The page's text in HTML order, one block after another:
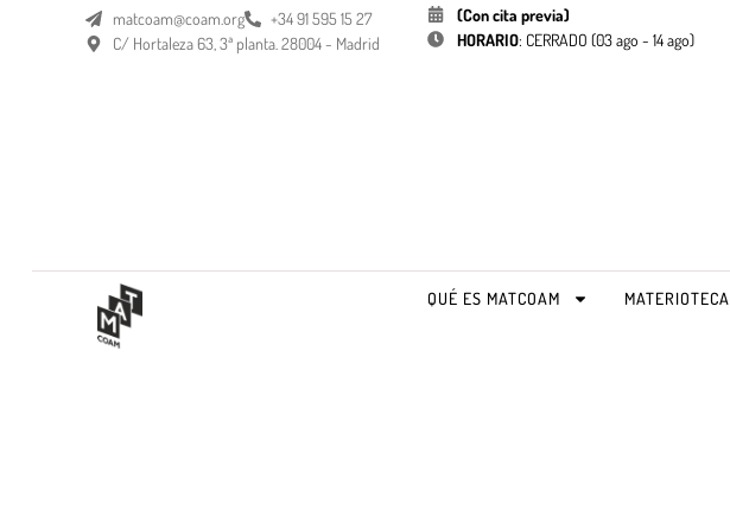
matcoam@coam.org
+34 91 595 15 27
C/ Hortaleza 63, 3ª planta. 28004 - Madrid
(Con cita previa)
HORARIO: CERRADO (03 ago - 14 ago)
QUÉ ES MATCOAM MATERIOTECA